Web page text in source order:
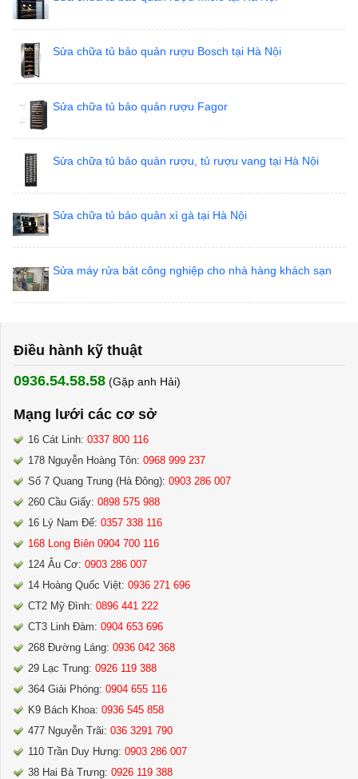
Sửa chữa tủ bảo quản rượu Bosch tại Hà Nội
Sửa chữa tủ bảo quản rượu Fagor
Sửa chữa tủ bảo quản rượu, tủ rượu vang tại Hà Nội
Sửa chữa tủ bảo quản xì gà tại Hà Nội
Sửa máy rửa bát công nghiệp cho nhà hàng khách sạn
Điều hành kỹ thuật
0936.54.58.58 (Gặp anh Hải) ​
Mạng lưới các cơ sở
16 Cát Linh: 0337 800 116
178 Nguyễn Hoàng Tôn: 0968 999 237
Số 7 Quang Trung (Hà Đông): 0903 286 007
260 Cầu Giấy: 0898 575 988
16 Lý Nam Đế: 0357 338 116
168 Long Biên 0904 700 116
124 Âu Cơ: 0903 286 007
14 Hoàng Quốc Việt: 0936 271 696
CT2 Mỹ Đình: 0896 441 222
CT3 Linh Đàm: 0904 653 696
268 Đường Láng: 0936 042 368
29 Lạc Trung: 0926 119 388
364 Giải Phóng: 0904 655 116
K9 Bách Khoa: 0936 545 858
477 Nguyễn Trãi: 036 3291 790
110 Trần Duy Hưng: 0903 286 007
38 Hai Bà Trưng: 0926 119 388